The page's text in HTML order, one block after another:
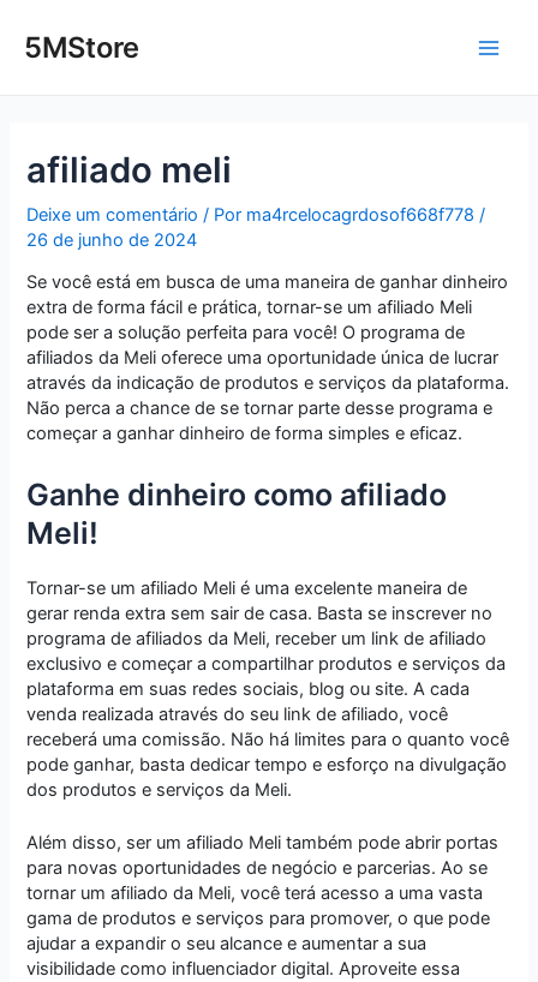
para5MStore
afiliado meli
Deixe um comentário / Por ma4rcelocagrdosof668f778/
26 de junho de 2024
Se você está em busca de uma maneira de ganhar dinheiro
extra de forma fácil e prática, tornar-se um afiliado Meli
pode ser a solução perfeita para você! O programa de
afiliados da Meli oferece uma oportunidade única de lucrar
através da indicação de produtos e serviços da plataforma.
Não perca a chance de se tornar parte desse programa e
começar a ganhar dinheiro de forma simples e eficaz.
Ganhe dinheiro como afiliado
Meli!
Tornar-se um afiliado Meli é uma excelente maneira de
gerar renda extra sem sair de casa. Basta se inscrever no
programa de afiliados da Meli, receber um link de afiliado
exclusivo e começar a compartilhar produtos e serviços da
plataforma em suas redes sociais, blog ou site. A cada
venda realizada através do seu link de afiliado, você
receberá uma comissão. Não há limites para o quanto você
pode ganhar, basta dedicar tempo e esforço na divulgação
dos produtos e serviços da Meli.
Além disso, ser um afiliado Meli também pode abrir portas
para novas oportunidades de negócio e parcerias. Ao se
tornar um afiliado da Meli, você terá acesso a uma vasta
gama de produtos e serviços para promover, o que pode
ajudar a expandir o seu alcance e aumentar a sua
visibilidade como influenciador digital. Aproveite essa
navigation